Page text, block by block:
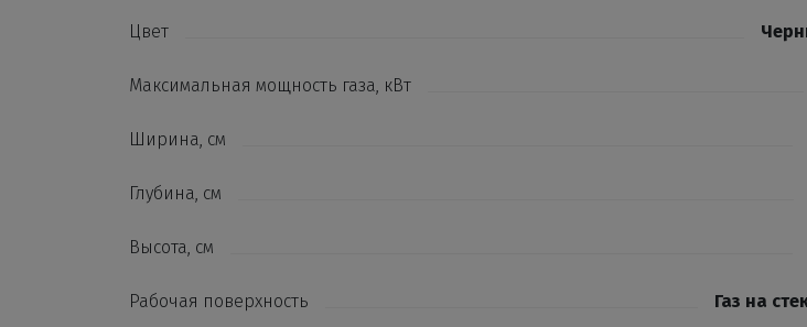
Цвет
Максимальная мощность газа, кВт
Ширина, см
Глубина, см
Высота, см
Рабочая поверхность Газ на